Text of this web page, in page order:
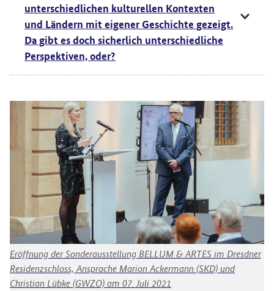
unterschiedlichen kulturellen Kontexten
und Ländern mit eigener Geschichte gezeigt.
Da gibt es doch sicherlich unterschiedliche
Perspektiven, oder?
Eröffnung der Sonderausstellung BELLUM & ARTES im Dresdner
Residenzschloss, Ansprache Marion Ackermann (SKD) und
Christian Lübke (GWZO) am 07. Juli 2021